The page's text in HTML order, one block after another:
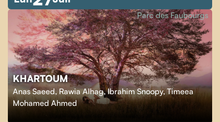
KHARTOUM
Anas Saeed, Rawia Alhag, Ibrahim Snoopy, Timeea
Mohamed Ahmed
Parc des Faubourgs